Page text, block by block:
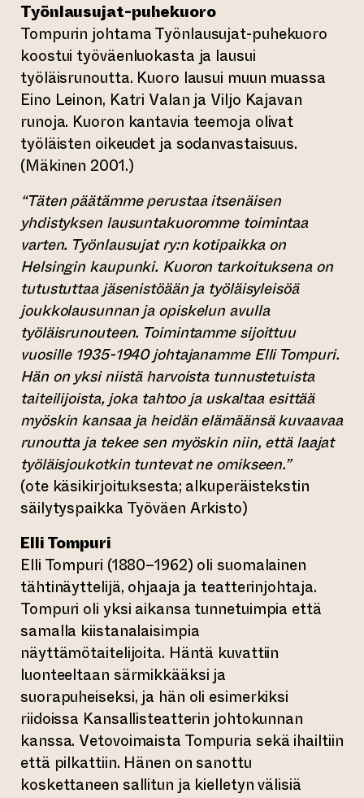
Työnlausujat-puhekuoro
Tompurin johtama Työnlausujat-puhekuoro
koostui työväenluokasta ja lausui
työläisrunoutta. Kuoro lausui muun muassa
Eino Leinon, Katri Valan ja Viljo Kajavan
runoja. Kuoron kantavia teemoja olivat
työläisten oikeudet ja sodanvastaisuus.
(Mäkinen 2001.)
“Täten päätämme perustaa itsenäisen
yhdistyksen lausuntakuoromme toimintaa
varten. Työnlausujat ry:n kotipaikka on
Helsingin kaupunki. Kuoron tarkoituksena on
tutustuttaa jäsenistöään ja työläisyleisöä
joukkolausunnan ja opiskelun avulla
työläisrunouteen. Toimintamme sijoittuu
vuosille 1935-1940 johtajanamme Elli Tompuri.
Hän on yksi niistä harvoista tunnustetuista
taiteilijoista, joka tahtoo ja uskaltaa esittää
myöskin kansaa ja heidän elämäänsä kuvaavaa
runoutta ja tekee sen myöskin niin, että laajat
työläisjoukotkin tuntevat ne omikseen.”
(ote käsikirjoituksesta; alkuperäistekstin
säilytyspaikka Työväen Arkisto)
Elli Tompuri
Elli Tompuri (1880–1962) oli suomalainen
tähtinäyttelijä, ohjaaja ja teatterinjohtaja.
Tompuri oli yksi aikansa tunnetuimpia että
samalla kiistanalaisimpia
näyttämötaitelijoita. Häntä kuvattiin
luonteeltaan särmikkääksi ja
suorapuheiseksi, ja hän oli esimerkiksi
riidoissa Kansallisteatterin johtokunnan
kanssa. Vetovoimaista Tompuria sekä ihailtiin
että pilkattiin. Hänen on sanottu
koskettaneen sallitun ja kielletyn välisiä